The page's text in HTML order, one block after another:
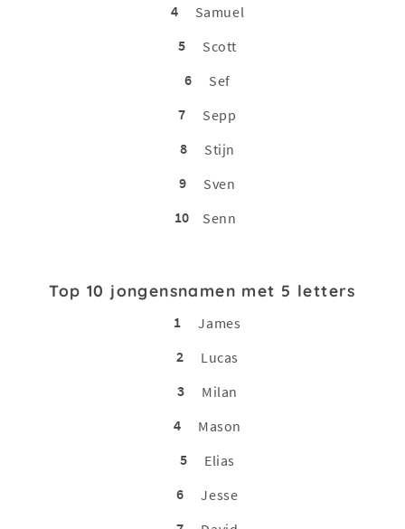
4
Samuel
5
Scott
6
Sef
7
Sepp
8
Stijn
9
Sven
10
Senn
Top 10 jongensnamen met 5 letters
1
James
2
Lucas
3
Milan
4
Mason
5
Elias
6
Jesse